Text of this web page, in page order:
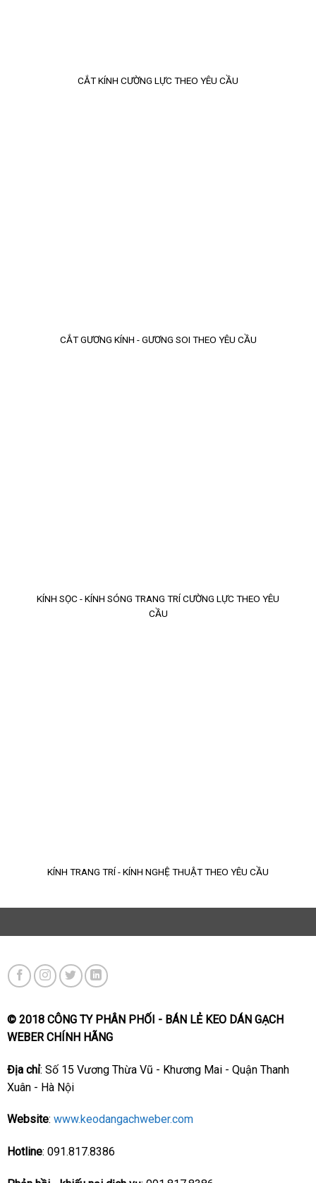
CẮT KÍNH CƯỜNG LỰC THEO YÊU CẦU
CẮT GƯƠNG KÍNH - GƯƠNG SOI THEO YÊU CẦU
KÍNH SỌC - KÍNH SÓNG TRANG TRÍ CƯỜNG LỰC THEO YÊU
CẦU
KÍNH TRANG TRÍ - KÍNH NGHỆ THUẬT THEO YÊU CẦU
© 2018 CÔNG TY PHÂN PHỐI - BÁN LẺ KEO DÁN GẠCH
WEBER CHÍNH HÃNG
Địa chỉ: Số 15 Vương Thừa Vũ - Khương Mai - Quận Thanh
Xuân - Hà Nội
Website: www.keodangachweber.com
Hotline: 091.817.8386